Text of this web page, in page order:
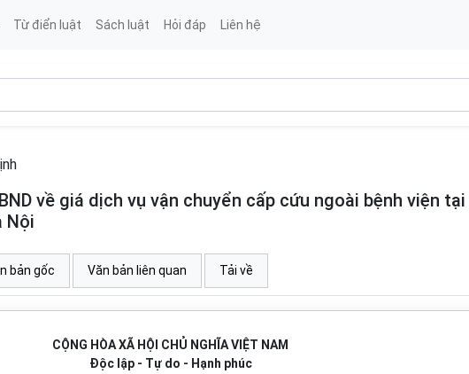
Từ điển luật Sách luật Hỏi đáp Liên hệ
về giá dịch vụ vận chuyển cấp cứu ngoài bệnh viện tại
Nội
bản gốc Văn bản liên quan Tải về
CỘNG HÒA XÃ HỘI CHỦ NGHĨA VIỆT NAM
Độc lập - Tự do - Hạnh phúc